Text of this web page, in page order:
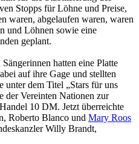
Stopps für Löhne und Preise,
waren, abgelaufen waren, waren
und Löhnen sowie eine
geplant.
hatten eine Platte
auf ihre Gage und stellten
unter dem Titel „Stars für uns
der Vereinten Nationen zur
10 DM. Jetzt überreichte
Roberto Blanco und Mary Roos
Willy Brandt,